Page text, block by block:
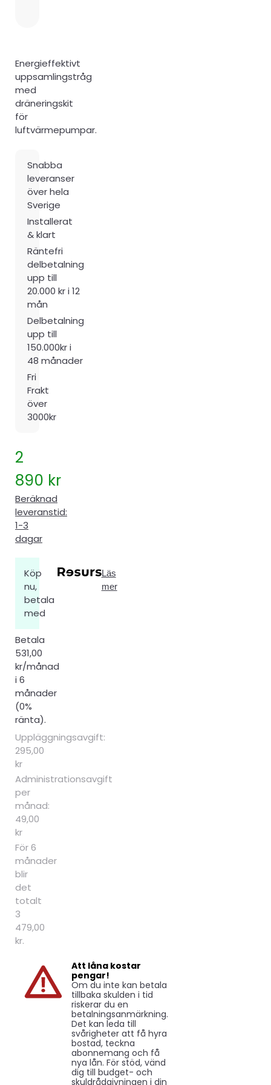
Energieffektivt
uppsamlingstråg
med
dräneringskit
för
luftvärmepumpar.
Snabba
leveranser
över hela
Sverige
Installerat
& klart
Räntefri
delbetalning
upp till
20.000 kr i 12
mån
Delbetalning
upp till
150.000kr i
48 månader
Fri
Frakt
över
3000kr
2
890 kr
Beräknad
leveranstid:
1-3
dagar
Köp
nu,
betala
med
Läs
mer
Betala
531,00
kr/månad
i 6
månader
(0%
ränta).
Uppläggningsavgift:
295,00
kr
Administrationsavgift
per
månad:
49,00
kr
För 6
månader
blir
det
totalt
3
479,00
kr.
Att låna kostar
pengar!
Om du inte kan betala
tillbaka skulden i tid
riskerar du en
betalningsanmärkning.
Det kan leda till
svårigheter att få hyra
bostad, teckna
abonnemang och få
nya lån. För stöd, vänd
dig till budget- och
skuldrådgivningen i din